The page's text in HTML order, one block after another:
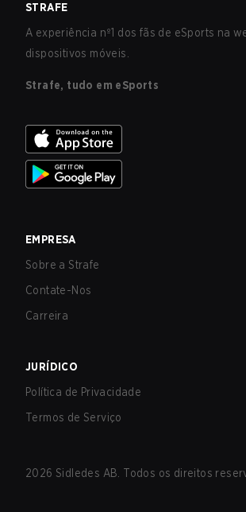
STRAFE
A experiência nº1 dos fãs de eSports na
dispositivos móveis.
Strafe, tudo em eSports
EMPRESA
Sobre a Strafe
Contate-Nos
Carreira
JURÍDICO
Política de Privacidade
Termos de Serviço
2026 Sidledes AB. Todos os direitos